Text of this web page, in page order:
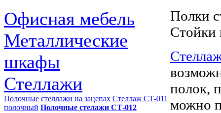
Офисная мебель
Металлические
шкафы
Стеллажи
Полочные стеллажи на зацепах Стеллаж СТ-011
полочный Полочные стелажи СТ-012
Полки
Стойки
полок,
можно